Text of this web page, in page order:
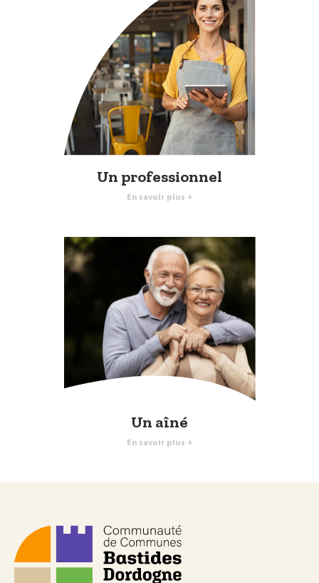
Un professionnel
En savoir plus +
Un aîné
En savoir plus +